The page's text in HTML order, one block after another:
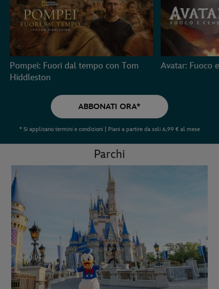
Pompei: Fuori dal tempo con Tom
Hiddleston
Avatar: Fuoco
ABBONATI ORA*
* Si applicano termini e condizioni | Piani a partire da soli 6,99 € al mese
Parchi